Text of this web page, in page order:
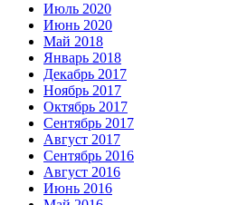
Июль 2020
Июнь 2020
Май 2018
Январь 2018
Декабрь 2017
Ноябрь 2017
Октябрь 2017
Сентябрь 2017
Август 2017
Сентябрь 2016
Август 2016
Июнь 2016